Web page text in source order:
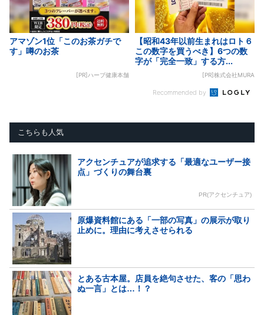
アマゾン1位「このお茶ガチで
す」噂のお茶
[PR]ハーブ健康本舗
【昭和43年以前生まれはロト６
この数字を買うべき】6つの数
字が「完全一致」する方...
[PR]株式会社MURA
Recommended by
こちらも人気
アクセンチュアが追求する「最適なユーザー接
点」づくりの舞台裏
PR(アクセンチュア)
原爆資料館にある「一部の写真」の展示が取り
止めに。理由に考えさせられる
とある古本屋。店員を絶句させた、客の「思わ
ぬ一言」とは…！？